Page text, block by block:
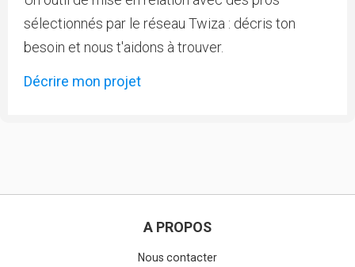
sélectionnés par le réseau Twiza : décris ton
besoin et nous t'aidons à trouver.
Décrire mon projet
A PROPOS
Nous contacter